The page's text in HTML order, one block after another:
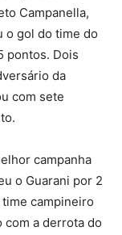
Campanella,
o gol do time do
pontos. Dois
da
com sete
campanha
o Guarani por 2
time campineiro
a derrota do